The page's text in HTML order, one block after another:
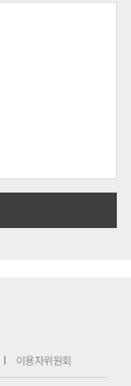
이용자위원회